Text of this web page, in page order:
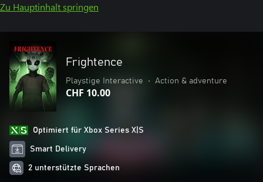
Zu Hauptinhalt springen
Frightence
Playstige Interactive • Action & adventure
CHF 10.00
Optimiert für Xbox Series X|S
Smart Delivery
2 unterstützte Sprachen